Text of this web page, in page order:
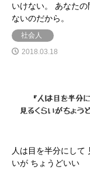
いけない。 あなたの
ないのだから。
社会人
2018.03.18
人は目を半分にして
いが ちょうどいい